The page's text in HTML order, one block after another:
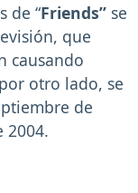
de “Friends” se
que
causando
otro lado, se
de
2004.